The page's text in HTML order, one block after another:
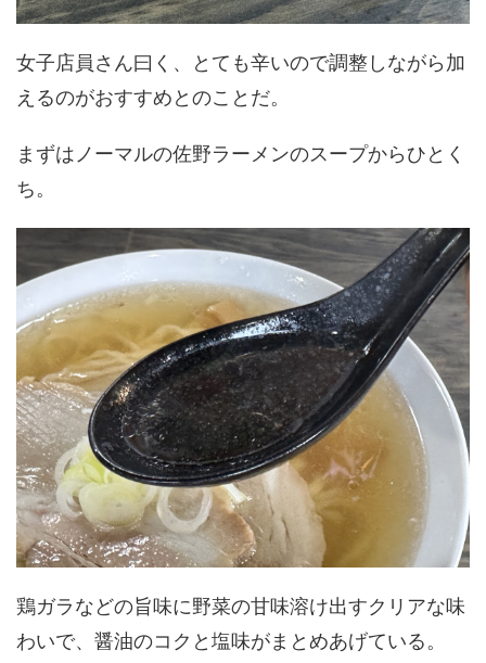
女子店員さん曰く、とても辛いので調整しながら加
えるのがおすすめとのことだ。
まずはノーマルの佐野ラーメンのスープからひとく
ち。
鶏ガラなどの旨味に野菜の甘味溶け出すクリアな味
わいで、醤油のコクと塩味がまとめあげている。